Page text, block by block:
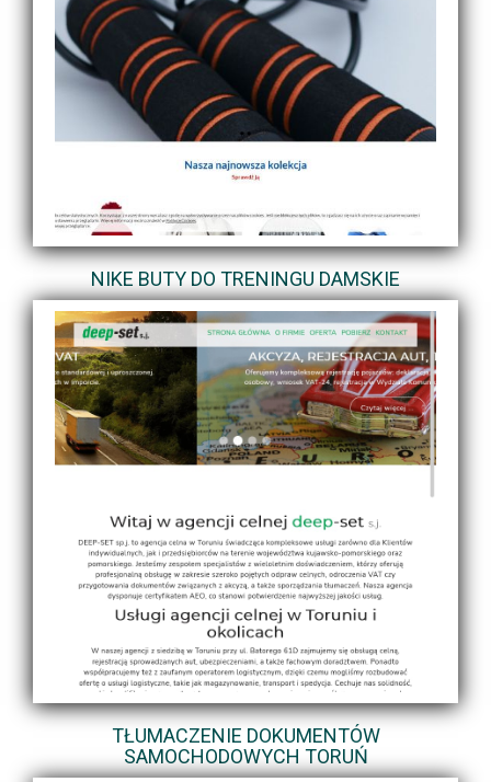
NIKE BUTY DO TRENINGU DAMSKIE
TŁUMACZENIE DOKUMENTÓW
SAMOCHODOWYCH TORUŃ